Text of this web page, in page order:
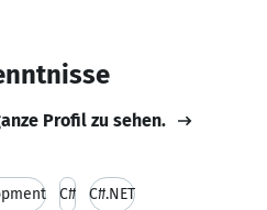
Profil zu sehen.
C# C#.NET